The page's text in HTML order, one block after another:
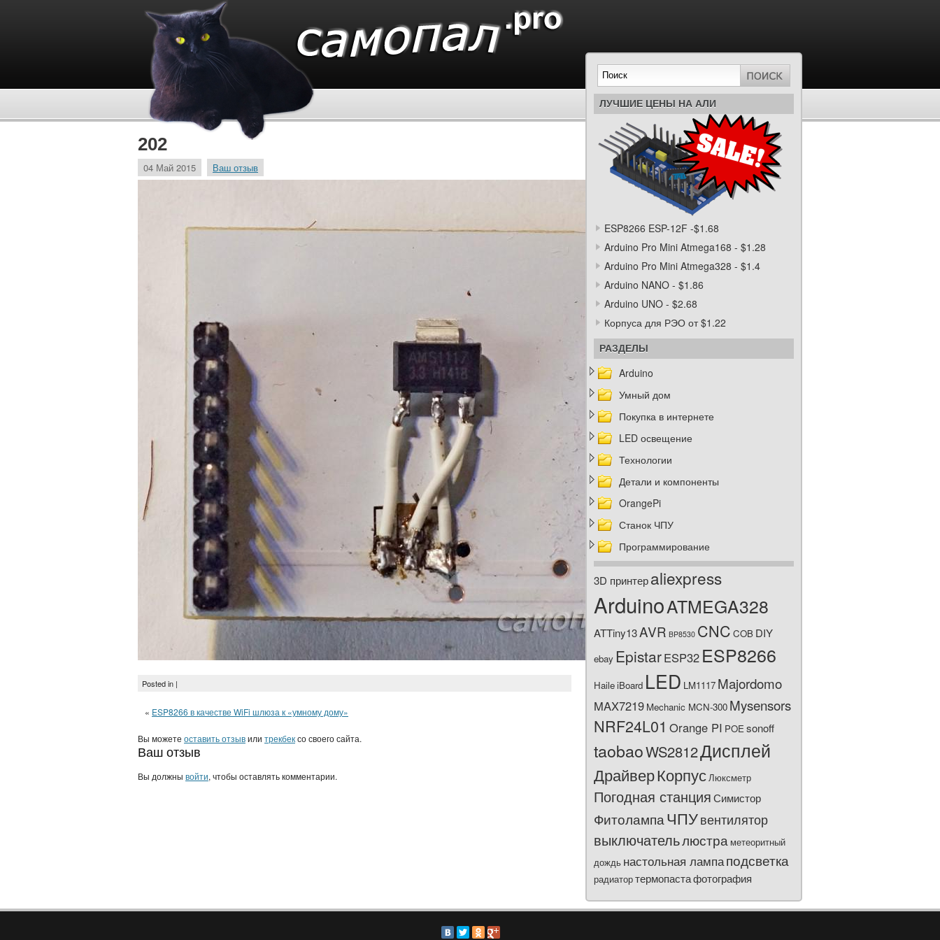
202
04 Май 2015 Ваш отзыв
Posted in |
« ESP8266 в качестве WiFi шлюза к «умному дому»
Вы можете оставить отзывили трекбексо своего сайта.
Ваш отзыв
Вы должны войти, чтобы оставлять комментарии.
ЛУЧШИЕ ЦЕНЫ НА АЛИ
ESP8266 ESP-12F -$1.68
Arduino Pro Mini Atmega168 - $1.28
Arduino Pro Mini Atmega328 - $1.4
Arduino NANO - $1.86
Arduino UNO - $2.68
Корпуса для РЭО от $1.22
РАЗДЕЛЫ
Arduino
Умный дом
Покупка в интернете
LED освещение
Технологии
Детали и компоненты
OrangePi
Станок ЧПУ
Программирование
3D принтерaliexpress
ArduinoATMEGA328
ATTiny13AVR BP8530 CNC COB DIY
ebay EpistarESP32 ESP8266
HaileiBoard LED LM1117 Majordomo
MAX7219 Mechanic MCN-300 Mysensors
NRF24L01 Orange PI POEsonoff
taobaoWS2812Дисплей
ДрайверКорпусЛюксметр
Погодная станцияСимистор
ФитолампаЧПУвентилятор
выключательлюстра метеоритный
дождь настольная лампаподсветка
радиатортермопастафотография